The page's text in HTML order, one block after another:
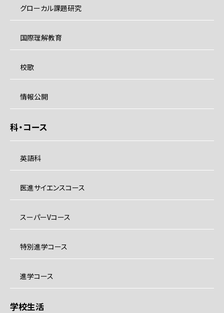
グローカル課題研究
国際理解教育
校歌
情報公開
科・コース
英語科
医進サイエンスコース
スーパーVコース
特別進学コース
進学コース
学校生活